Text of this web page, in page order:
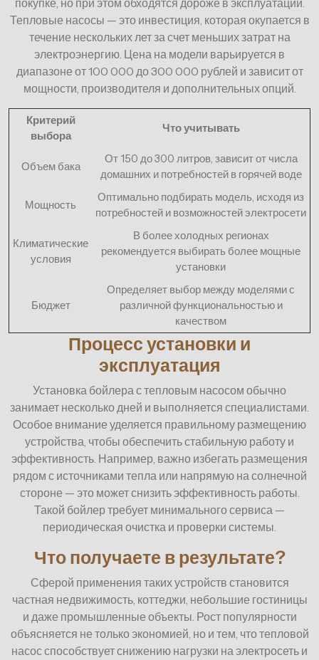
покупке, но при этом обходятся дороже в эксплуатации.
Тепловые насосы — это инвестиция, которая окупается в
течение нескольких лет за счет меньших затрат на
электроэнергию. Цена на модели варьируется в
диапазоне от 100 000 до 300 000 рублей и зависит от
мощности, производителя и дополнительных опций.
Критерий
выбора
Что учитывать
Объем бака
От 150 до 300 литров, зависит от числа
домашних и потребностей в горячей воде
Мощность
Оптимально подбирать модель, исходя из
потребностей и возможностей электросети
Климатические
условия
В более холодных регионах
рекомендуется выбирать более мощные
установки
Бюджет
Определяет выбор между моделями с
различной функциональностью и
качеством
Процесс установки и
эксплуатация
Установка бойлера с тепловым насосом обычно
занимает несколько дней и выполняется специалистами.
Особое внимание уделяется правильному размещению
устройства, чтобы обеспечить стабильную работу и
эффективность. Например, важно избегать размещения
рядом с источниками тепла или напрямую на солнечной
стороне — это может снизить эффективность работы.
Такой бойлер требует минимального сервиса —
периодическая очистка и проверки системы.
Что получаете в результате?
Сферой применения таких устройств становится
частная недвижимость, коттеджи, небольшие гостиницы
и даже промышленные объекты. Рост популярности
объясняется не только экономией, но и тем, что тепловой
насос способствует снижению нагрузки на электросеть и